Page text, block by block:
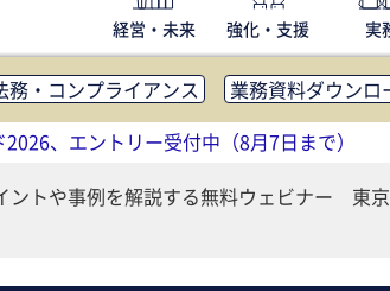
経営・未来 強化・支援 実
務・コンプライアンス
業務資料ダウンロ
内コミュニケーション活性化
FM・オフ
アウトソーシング・BPO
調査・レ
、エントリー受付中（8月7日まで）
ントや事例を解説する無料ウェビナー 東